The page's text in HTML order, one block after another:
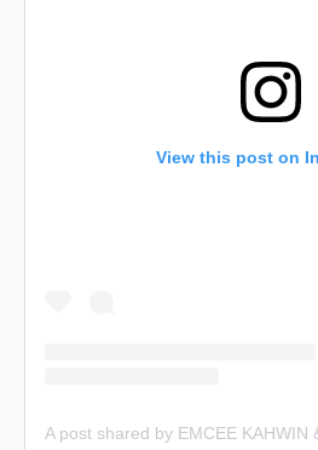
View this post on